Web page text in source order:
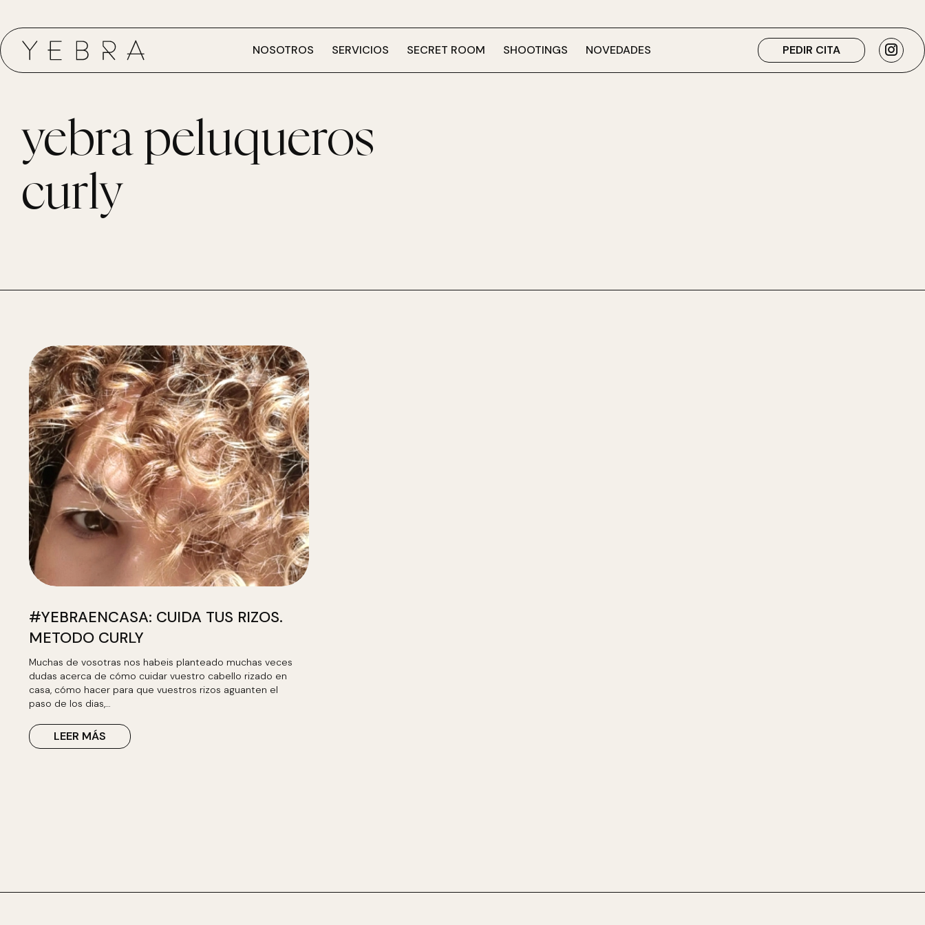
NOSOTROS SERVICIOS SECRET ROOM SHOOTINGS NOVEDADES PEDIR CITA
yebra peluqueros
curly
#YEBRAENCASA: CUIDA TUS RIZOS.
METODO CURLY
Muchas de vosotras nos habeis planteado muchas veces
dudas acerca de cómo cuidar vuestro cabello rizado en
casa, cómo hacer para que vuestros rizos aguanten el
paso de los dias,…
LEER MÁS